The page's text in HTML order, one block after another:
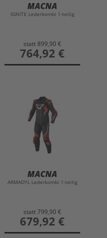
MACNA
IGNITE Lederkombi 1-teilig
statt 899,90 €
preis
764,92 €
MACNA
ARMADYL Lederkombi 1-teilig
statt 799,90 €
preis
679,92 €